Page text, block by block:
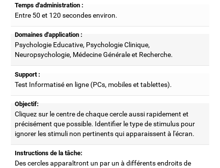
Temps d'administration :
Entre 50 et 120 secondes environ.
Domaines d'application :
Psychologie Educative, Psychologie Clinique,
Neuropsychologie, Médecine Générale et Recherche.
Support :
Test Informatisé en ligne (PCs, mobiles et tablettes).
Objectif:
Cliquez sur le centre de chaque cercle aussi rapidement et
précisément que possible. Identifier le type de stimulus pour
ignorer les stimuli non pertinents qui apparaissent à l'écran.
Instructions de la tâche:
Des cercles apparaîtront un par un à différents endroits de